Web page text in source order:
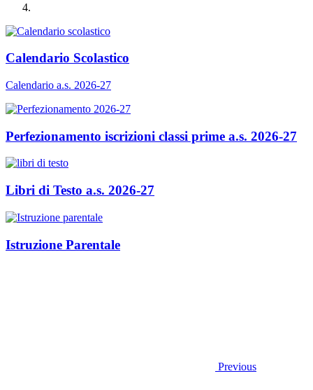
Calendario Scolastico
Calendario a.s. 2026-27
Perfezionamento iscrizioni classi prime a.s. 2026-27
Libri di Testo a.s. 2026-27
Istruzione Parentale
Previous